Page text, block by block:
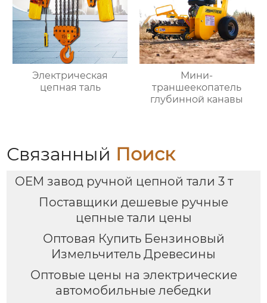
Электрическая
цепная таль
Мини-
траншеекопатель
глубинной канавы
Связанный Поиск
OEM завод ручной цепной тали 3 т
Поставщики дешевые ручные
цепные тали цены
Оптовая Купить Бензиновый
Измельчитель Древесины
Оптовые цены на электрические
автомобильные лебедки